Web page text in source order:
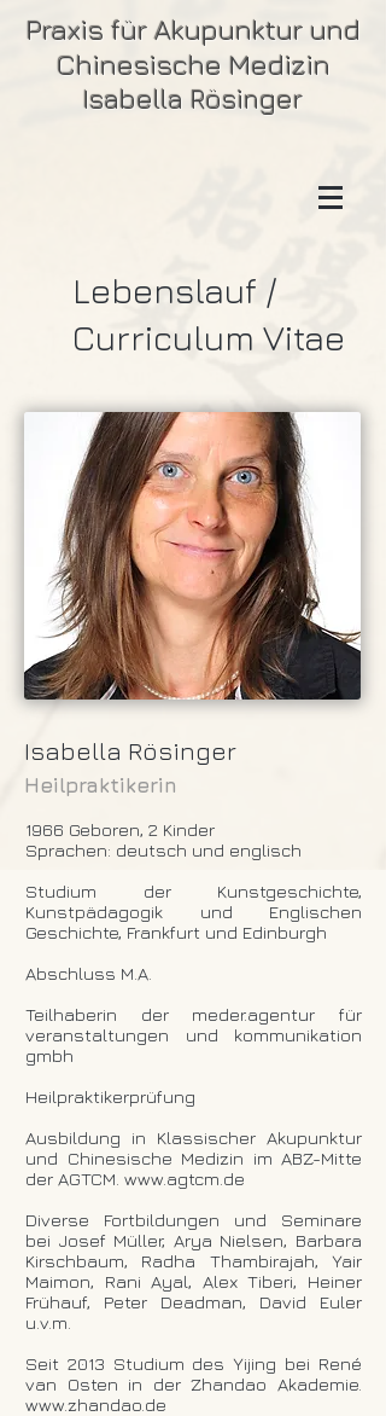
Praxis für Akupunktur und
Chinesische Medizin
Isabella Rösinger
Lebenslauf /
Curriculum Vitae
Isabella Rösinger
Heilpraktikerin
1966 Geboren, 2 Kinder
Sprachen: deutsch und englisch
Studium der Kunstgeschichte,
Kunstpädagogik und Englischen
Geschichte, Frankfurt und Edinburgh
Abschluss M.A.
Teilhaberin der meder.agentur für
veranstaltungen und kommunikation
gmbh
Heilpraktikerprüfung
Ausbildung in Klassischer Akupunktur
und Chinesische Medizin im ABZ-Mitte
der AGTCM. www.agtcm.de
Diverse Fortbildungen und Seminare
bei Josef Müller, Arya Nielsen, Barbara
Kirschbaum, Radha Thambirajah, Yair
Maimon, Rani Ayal, Alex Tiberi, Heiner
Frühauf, Peter Deadman, David Euler
u.v.m.
Seit 2013 Studium des Yijing bei René
van Osten in der Zhandao Akademie.
www.zhandao.de